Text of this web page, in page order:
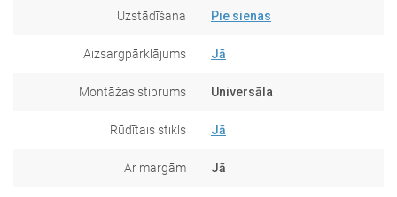
Uzstādīšana Pie sienas
Aizsargpārklājums Jā
Montāžas stiprums Universāla
Rūdītais stikls Jā
Ar margām Jā